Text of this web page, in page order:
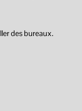
des bureaux.